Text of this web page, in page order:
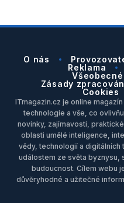
O nás
Reklama
Zásady
Cookies
ITmagazin.cz je online
technologie a vše, co
novinky, zajímavosti,
oblasti umělé inteligence,
vědy, technologií a digitálních
událostem ze světa
budoucnost. Cílem webu
důvěryhodné a užitečné